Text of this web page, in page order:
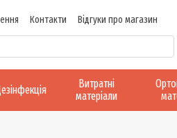
Контакти Відгуки про магазин
Витратні
матеріали